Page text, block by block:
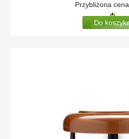
Przybliżona cena